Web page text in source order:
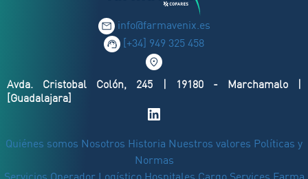
info@farmavenix.es
[+34] 949 325 458
Avda. Cristobal Colón, 245 | 19180 - Marchamalo |
[Guadalajara]
Quiénes somos Nosotros Historia Nuestros valores Políticas y
Normas
Servicios Operador Logístico Hospitales Cargo Services Farma